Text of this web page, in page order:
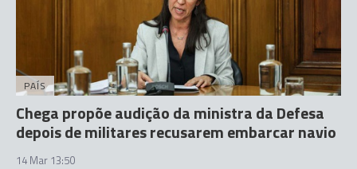
PAÍS
Chega propõe audição da ministra da Defesa
depois de militares recusarem embarcar navio
14 Mar 13:50